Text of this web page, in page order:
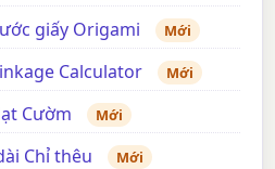
giấy Origami Mới
Calculator Mới
Cườm Mới
Chỉ thêu Mới